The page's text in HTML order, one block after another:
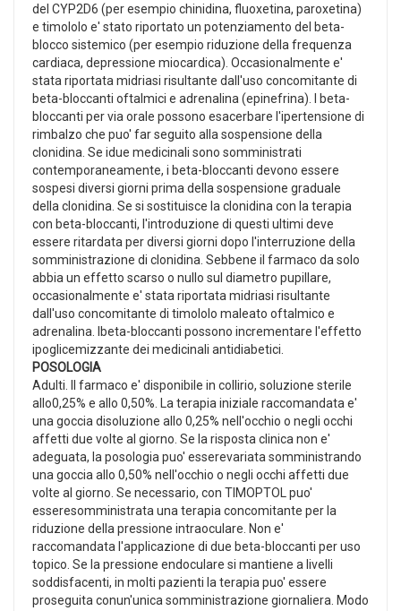
del CYP2D6 (per esempio chinidina, fluoxetina, paroxetina)
e timololo e' stato riportato un potenziamento del beta-
blocco sistemico (per esempio riduzione della frequenza
cardiaca, depressione miocardica). Occasionalmente e'
stata riportata midriasi risultante dall'uso concomitante di
beta-bloccanti oftalmici e adrenalina (epinefrina). I beta-
bloccanti per via orale possono esacerbare l'ipertensione di
rimbalzo che puo' far seguito alla sospensione della
clonidina. Se idue medicinali sono somministrati
contemporaneamente, i beta-bloccanti devono essere
sospesi diversi giorni prima della sospensione graduale
della clonidina. Se si sostituisce la clonidina con la terapia
con beta-bloccanti, l'introduzione di questi ultimi deve
essere ritardata per diversi giorni dopo l'interruzione della
somministrazione di clonidina. Sebbene il farmaco da solo
abbia un effetto scarso o nullo sul diametro pupillare,
occasionalmente e' stata riportata midriasi risultante
dall'uso concomitante di timololo maleato oftalmico e
adrenalina. Ibeta-bloccanti possono incrementare l'effetto
ipoglicemizzante dei medicinali antidiabetici.
POSOLOGIA
Adulti. Il farmaco e' disponibile in collirio, soluzione sterile
allo0,25% e allo 0,50%. La terapia iniziale raccomandata e'
una goccia disoluzione allo 0,25% nell'occhio o negli occhi
affetti due volte al giorno. Se la risposta clinica non e'
adeguata, la posologia puo' esserevariata somministrando
una goccia allo 0,50% nell'occhio o negli occhi affetti due
volte al giorno. Se necessario, con TIMOPTOL puo'
esseresomministrata una terapia concomitante per la
riduzione della pressione intraoculare. Non e'
raccomandata l'applicazione di due beta-bloccanti per uso
topico. Se la pressione endoculare si mantiene a livelli
soddisfacenti, in molti pazienti la terapia puo' essere
proseguita conun'unica somministrazione giornaliera. Modo